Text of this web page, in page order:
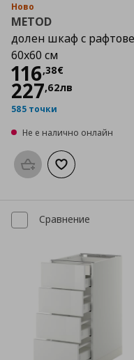
Ново
METOD
долен шкаф с
60x60 см
116,38€
Цена
227,62лв
585 точки
Не е налично онлайн
Προσθήκη στο καλάθι
Добави към
Сравнение